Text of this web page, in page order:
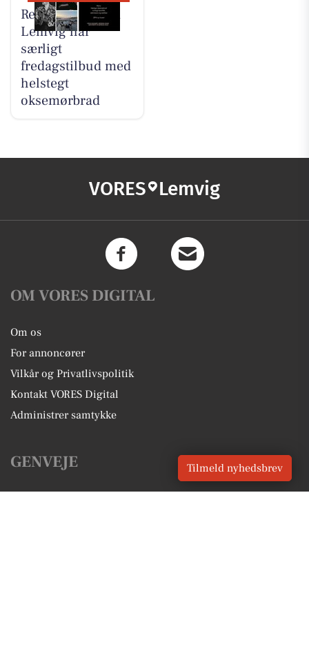
Restaurant Luna
Lemvig har
særligt
fredagstilbud med
helstegt
oksemørbrad
VORES Lemvig
OM VORES DIGITAL
Om os
For annoncører
Vilkår og Privatlivspolitik
Kontakt VORES Digital
Administrer samtykke
GENVEJE Tilmeld nyhedsbrev